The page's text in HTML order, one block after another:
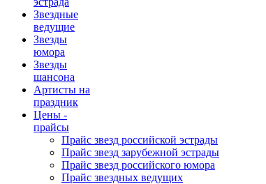
Звездные
ведущие
Звезды
юмора
Звезды
шансона
Артисты на
праздник
Цены -
прайсы
Прайс звезд российской эстрады
Прайс звезд зарубежной эстрады
Прайс звезд российского юмора
Прайс звездных ведущих